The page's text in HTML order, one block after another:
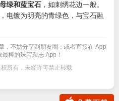
绿和蓝宝石 ，如刺绣花边一般。
，电镀为明亮的青绿色，与宝石融
，不妨分享到朋友圈；或者直接在 App
棒的珠宝杂志 App！
所有，未经许可禁止转载